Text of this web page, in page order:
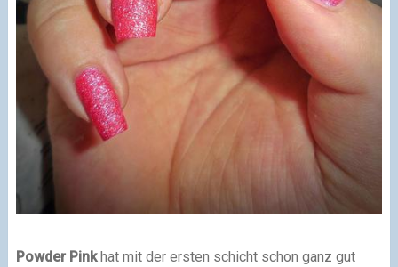
Powder Pinkhat mit der ersten schicht schon ganz gut